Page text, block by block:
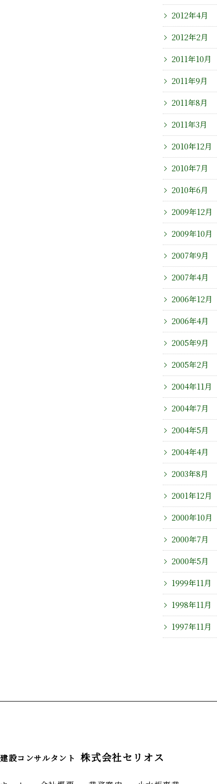
2012年4月
2012年2月
2011年10月
2011年9月
2011年8月
2011年3月
2010年12月
2010年7月
2010年6月
2009年12月
2009年10月
2007年9月
2007年4月
2006年12月
2006年4月
2005年9月
2005年2月
2004年11月
2004年7月
2004年5月
2004年4月
2003年8月
2001年12月
2000年10月
2000年7月
2000年5月
1999年11月
1998年11月
1997年11月
建設コンサルタント 株式会社セリオス